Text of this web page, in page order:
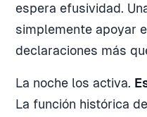
espera efusividad.
simplemente apoyar
declaraciones más
La noche los activa.
La función histórica